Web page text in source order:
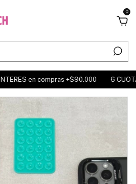
0
en compras +$90.000 6 CUOTAS